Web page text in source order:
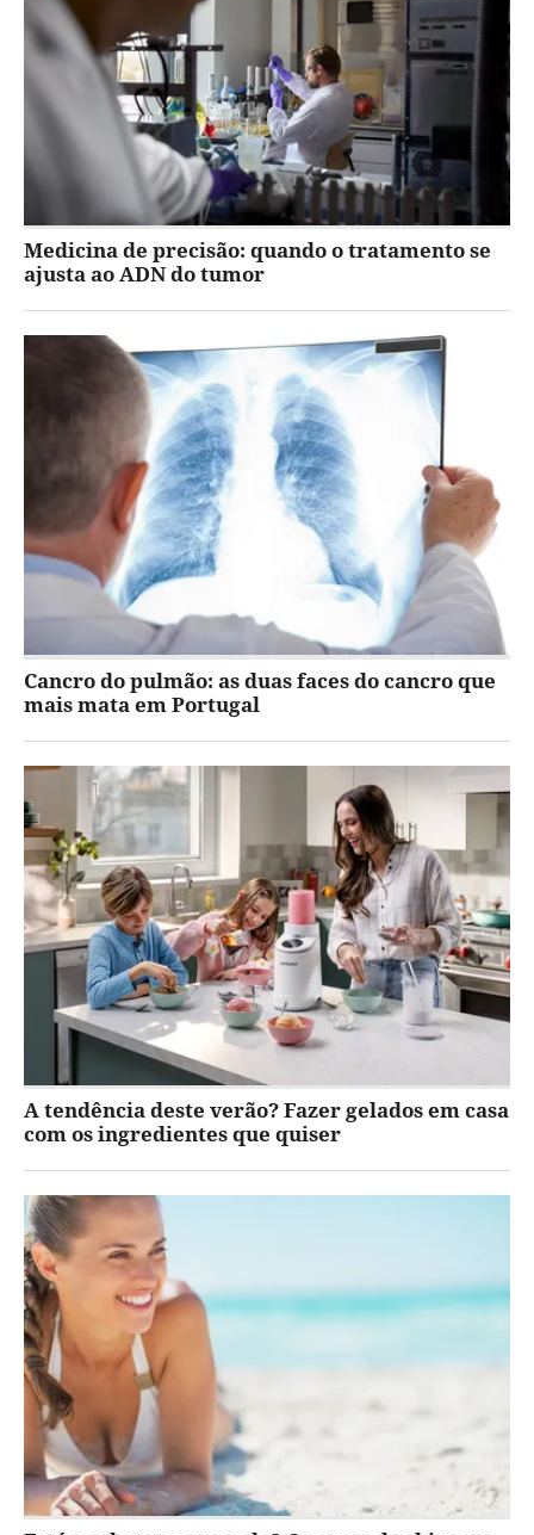
Medicina de precisão: quando o tratamento se
ajusta ao ADN do tumor
Cancro do pulmão: as duas faces do cancro que
mais mata em Portugal
A tendência deste verão? Fazer gelados em casa
com os ingredientes que quiser